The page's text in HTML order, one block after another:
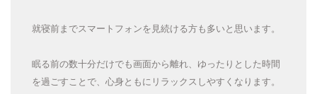
就寝前までスマートフォンを見続ける方も多いと思います。
眠る前の数十分だけでも画面から離れ、ゆったりとした時間
を過ごすことで、心身ともにリラックスしやすくなります。